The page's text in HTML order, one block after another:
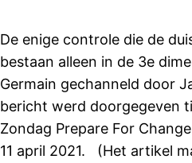
De enige controle die de
bestaan alleen in de 3e
Germain gechanneld door
bericht werd doorgegeven
Zondag Prepare For
11 april 2021. (Het artikel